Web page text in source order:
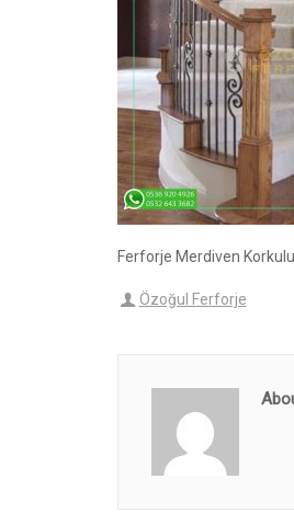
Ferforje Merdiven
Özoğul Ferforje